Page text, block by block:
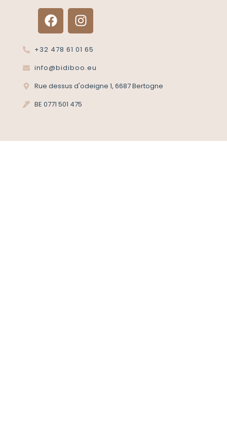
+32 478 61 01 65
info@bidiboo.eu
Rue dessus d'odeigne 1, 6687 Bertogne
BE 0771 501 475